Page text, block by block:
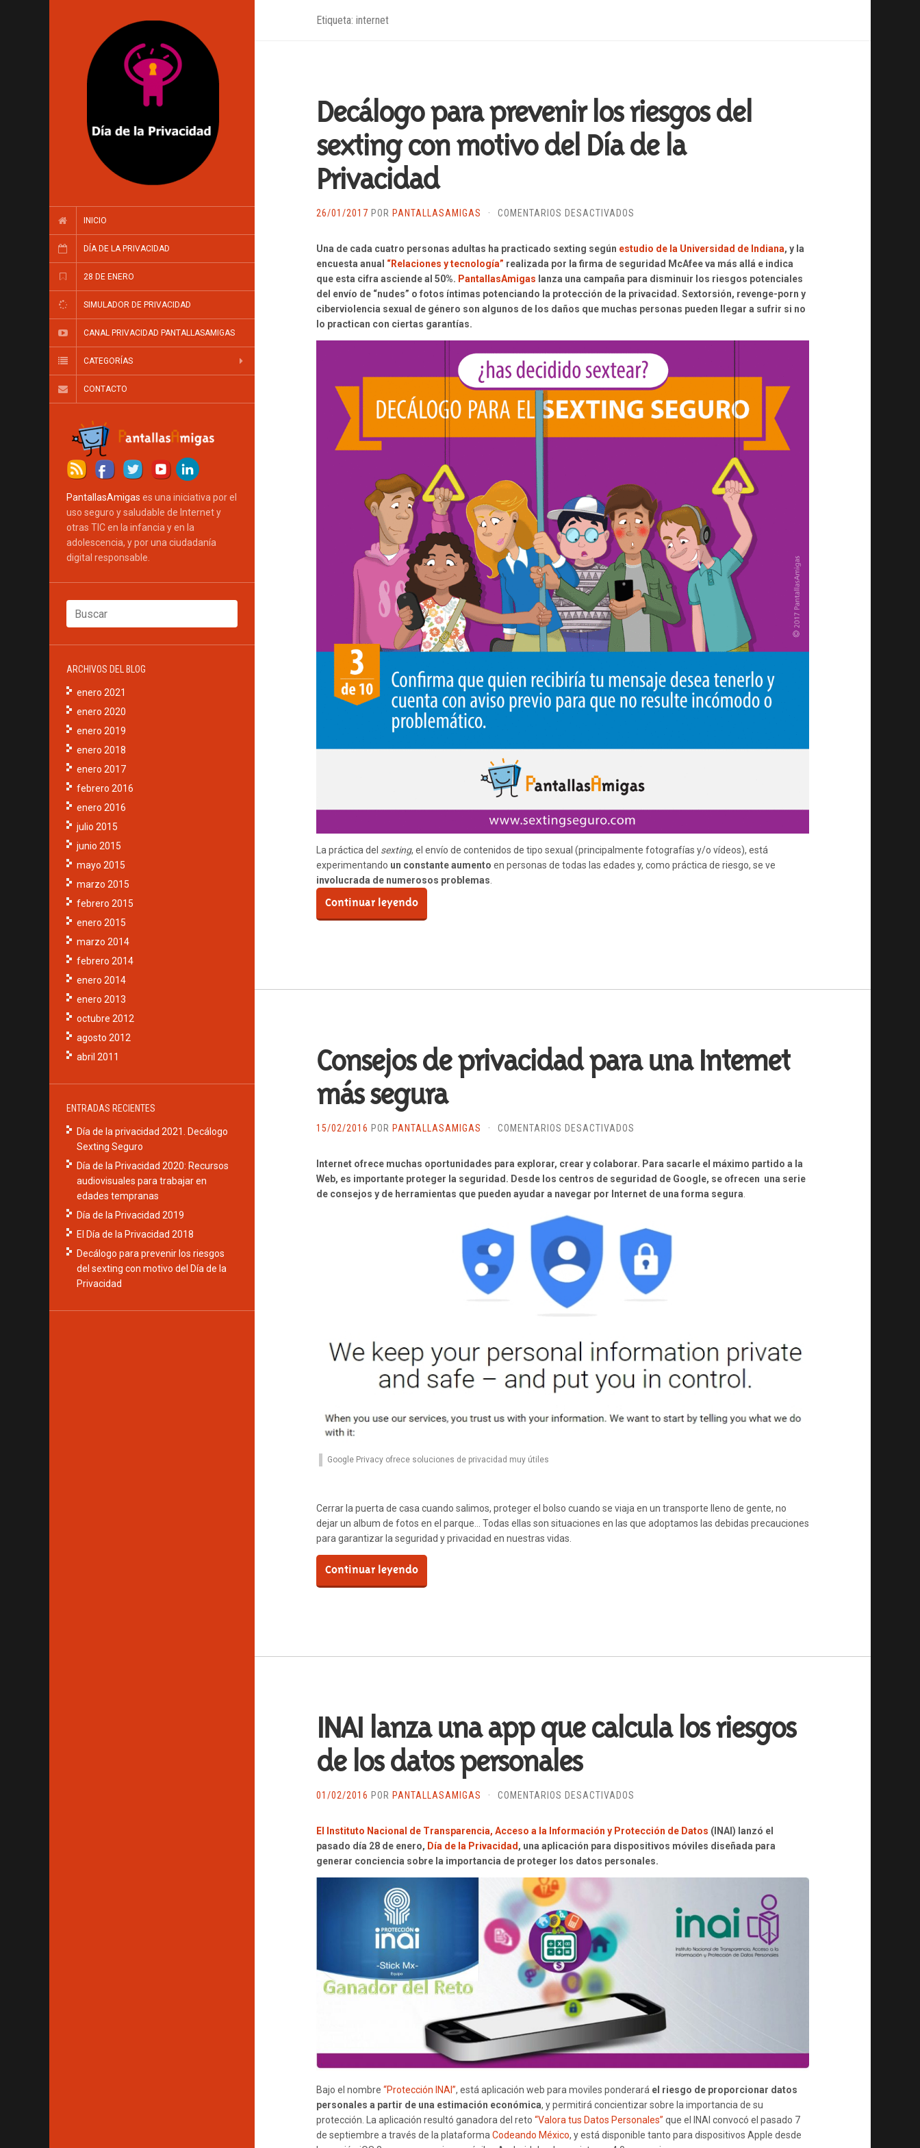
INICIO
DÍA DE LA PRIVACIDAD
28 DE ENERO
SIMULADOR DE PRIVACIDAD
CANAL PRIVACIDAD PANTALLASAMIGAS
CATEGORÍAS
CONTACTO
PantallasAmigas es una iniciativa por el
uso seguro y saludable de Internet y
otras TIC en la infancia y en la
adolescencia, y por una ciudadanía
digital responsable.
ARCHIVOS DEL BLOG
enero 2021
enero 2020
enero 2019
enero 2018
enero 2017
febrero 2016
enero 2016
julio 2015
junio 2015
mayo 2015
marzo 2015
febrero 2015
enero 2015
marzo 2014
febrero 2014
enero 2014
enero 2013
octubre 2012
agosto 2012
abril 2011
ENTRADAS RECIENTES
Día de la privacidad 2021. Decálogo
Sexting Seguro
Día de la Privacidad 2020: Recursos
audiovisuales para trabajar en
edades tempranas
Día de la Privacidad 2019
El Día de la Privacidad 2018
Decálogo para prevenir los riesgos
del sexting con motivo del Día de la
Privacidad
Etiqueta: internet
Decálogo para prevenir los riesgos del
sexting con motivo del Día de la
Privacidad
26/01/2017 POR PANTALLASAMIGAS · COMENTARIOS DESACTIVADOS
PARA
PREVENIR
LOS
RIESGOS
SEXTING
DEL
DÍA
DE
LA
Una de cada cuatro personas adultas ha practicado sexting según estudio de la Universidad de Indiana, y la
encuesta anual “Relaciones y tecnología” realizada por la firma de seguridad McAfee va más allá e indica
que esta cifra asciende al 50%. PantallasAmigas lanza una campaña para disminuir los riesgos potenciales
del envío de “nudes” o fotos íntimas potenciando la protección de la privacidad. Sextorsión, revenge-porn y
ciberviolencia sexual de género son algunos de los daños que muchas personas pueden llegar a sufrir si no
lo practican con ciertas garantías.
La práctica del sexting, el envío de contenidos de tipo sexual (principalmente fotografías y/o vídeos), está
experimentando un constante aumento en personas de todas las edades y, como práctica de riesgo, se ve
involucrada de numerosos problemas
Continuar leyendo
Consejos de privacidad para una Internet
más segura
15/02/2016 POR PANTALLASAMIGAS · COMENTARIOS DESACTIVADOS
DE
PRIVACIDAD
PARA
MÁS
SEGURA
Internet ofrece muchas oportunidades para explorar, crear y colaborar. Para sacarle el máximo partido a la
Web, es importante proteger la seguridad. Desde los centros de seguridad de Google, se ofrecen una serie
de consejos y de herramientas que pueden ayudar a navegar por Internet de una forma segura
Google Privacy ofrece soluciones de privacidad muy útiles
Cerrar la puerta de casa cuando salimos, proteger el bolso cuando se viaja en un transporte lleno de gente, no
dejar un album de fotos en el parque… Todas ellas son situaciones en las que adoptamos las debidas precauciones
para garantizar la seguridad y privacidad en nuestras vidas.
Continuar leyendo
INAI lanza una app que calcula los riesgos
de los datos personales
01/02/2016 POR PANTALLASAMIGAS · COMENTARIOS DESACTIVADOS
LANZA
UNA
APP
El Instituto Nacional de Transparencia, Acceso a la Información y Protección de Datos (INAI) lanzó el
pasado día 28 de enero, Día de la Privacidad, una aplicación para dispositivos móviles diseñada para
generar conciencia sobre la importancia de proteger los datos personales.
Bajo el nombre “Protección INAI”, está aplicación web para moviles ponderará el riesgo de proporcionar datos
personales a partir de una estimación económica, y permitirá concientizar sobre la importancia de su
protección. La aplicación resultó ganadora del reto “Valora tus Datos Personales” que el INAI convocó el pasado 7
de septiembre a través de la plataforma Codeando México, y está disponible tanto para dispositivos Apple desde